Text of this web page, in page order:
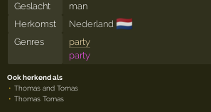
Geslacht
man
Herkomst
Nederland 🇳🇱
Genres
party
party
Ook herkend als
Thomas and Tomas
Thomas Tomas